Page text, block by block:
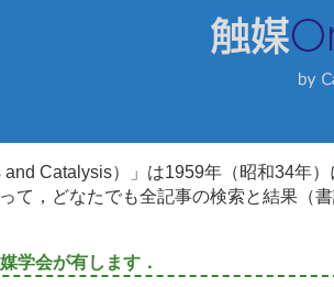
and Catalysis）」は1959年（昭和34年
て，どなたでも全記事の検索と結果（
学会が有します．